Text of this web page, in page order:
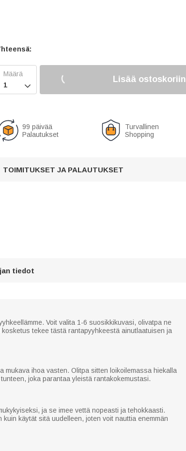

Lisää ostoskoriin
99 päivää
Palautukset
Turvallinen
Shopping
TOIMITUKSET JA PALAUTUKSET
tiedot
Voit valita 1-6 suosikkikuvasi, olivatpa ne
tekee tästä rantapyyhkeestä ainutlaatuisen ja
mukava ihoa vasten. Olitpa sitten loikoilemassa hiekalla
joka parantaa yleistä rantakokemustasi.
ja se imee vettä nopeasti ja tehokkaasti.
käytät sitä uudelleen, joten voit nauttia enemmän